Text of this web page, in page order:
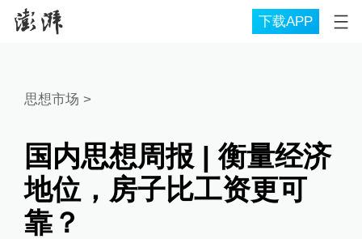
下载APP
思想市场 >
国内思想周报 | 衡量经济
地位，房子比工资更可
靠？